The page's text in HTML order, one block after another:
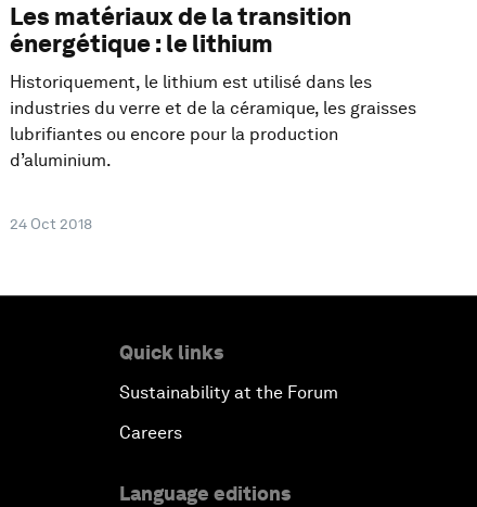
Les matériaux de la transition
énergétique : le lithium
Historiquement, le lithium est utilisé dans les
industries du verre et de la céramique, les graisses
lubrifiantes ou encore pour la production
d’aluminium.
24 Oct 2018
Quick links
Sustainability at the Forum
Careers
Language editions